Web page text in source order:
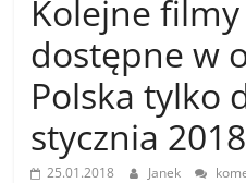
Kolejne
dostępne w
Polska tylko
stycznia
25.01.2018 Janek